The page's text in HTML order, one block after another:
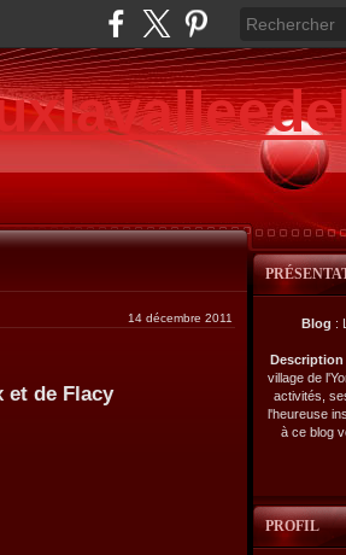
14 décembre 2011
et de Flacy
Blog :
Description
village de
activités,
l'heureuse
à ce blog
PROFIL